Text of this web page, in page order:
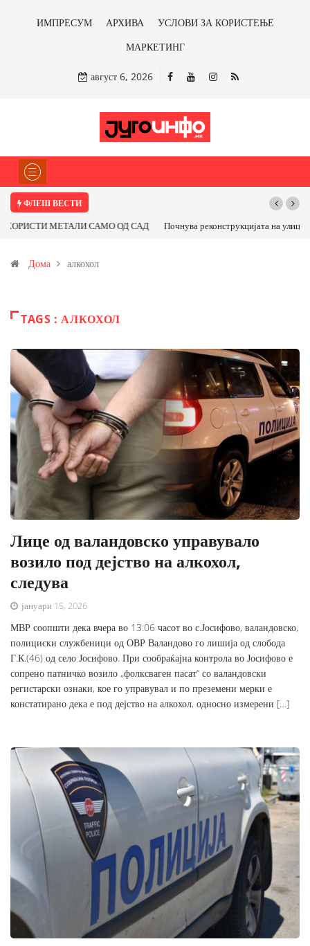
ИМПРЕСУМ АРХИВА
УСЛОВИ ЗА КОРИСТЕЊЕ
МАРКЕТИНГ
август 6, 2026
ФЛЕШ ВЕСТИ
Почнува реконструкцијата на улицата „5-ти Ноември“ во Струмица
Дома алкохол
TAGS : АЛКОХОЛ
Лице од валандовско управувало
возило под дејство на алкохол,
следува
јануари 15, 2026
МВР соопшти дека вчера во 13:06 часот во с.Јосифово, валандовско,
полициски службеници од ОВР Валандово го лишија од слобода
Г.К.(46) од село Јосифово. При сообраќајна контрола во Јосифово е
сопрено патничко возило „фолксваген пасат“ со валандовски
регистарски ознаки, кое го управувал и по преземени мерки е
констатирано дека е под дејство на алкохол, односно измерени […]